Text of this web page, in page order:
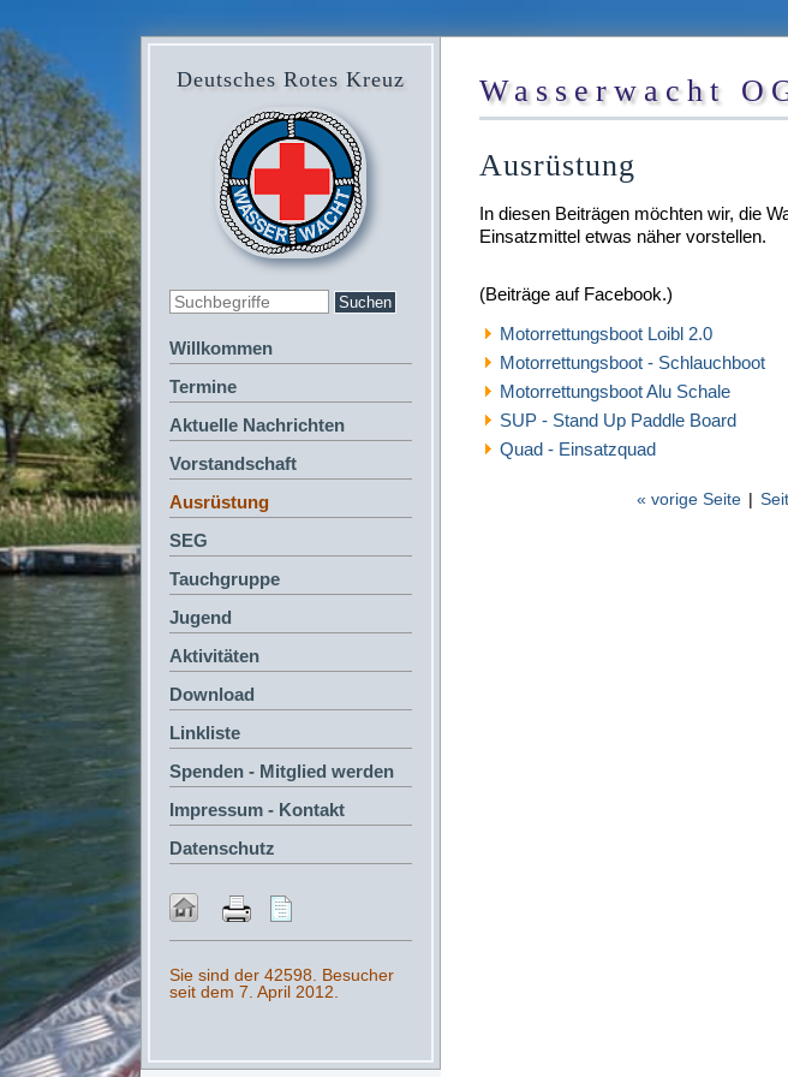
Deutsches Rotes Kreuz
Willkommen
Termine
Aktuelle Nachrichten
Vorstandschaft
Ausrüstung
SEG
Tauchgruppe
Jugend
Aktivitäten
Download
Linkliste
Spenden - Mitglied werden
Impressum - Kontakt
Datenschutz
Sie sind der 42598. Besucher
seit dem 7. April 2012.
Wasserwacht
Ausrüstung
In diesen Beiträgen möchten wir, die
Einsatzmittel etwas näher vorstellen.
(Beiträge auf Facebook.)
Motorrettungsboot Loibl 2.0
Motorrettungsboot - Schlauchboot
Motorrettungsboot Alu Schale
SUP - Stand Up Paddle Board
Quad - Einsatzquad
« vorige Seite |